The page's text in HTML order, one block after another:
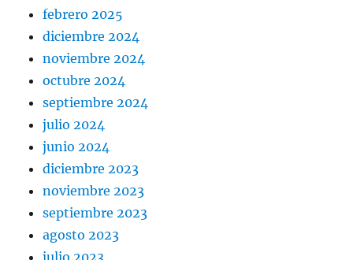
febrero 2025
diciembre 2024
noviembre 2024
octubre 2024
septiembre 2024
julio 2024
junio 2024
diciembre 2023
noviembre 2023
septiembre 2023
agosto 2023